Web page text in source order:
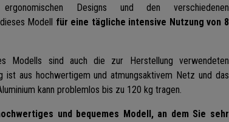
Designs und den verschiedenen
Modell für eine tägliche intensive Nutzung von 8
Modells sind auch die zur Herstellung verwendeten
ist aus hochwertigem und atmungsaktivem Netz und das
kann problemlos bis zu 120 kg tragen.
und bequemes Modell, an dem Sie sehr